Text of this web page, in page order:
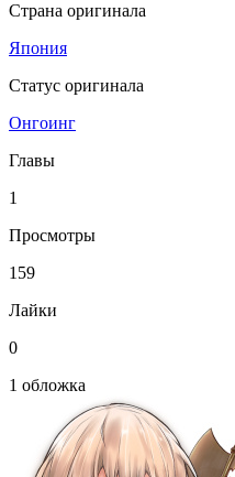
Страна оригинала
Япония
Статус оригинала
Онгоинг
Главы
1
Просмотры
159
Лайки
0
1 обложка